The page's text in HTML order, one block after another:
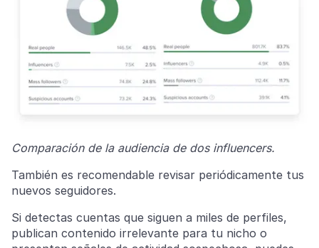
Comparación de la audiencia de dos influencers.
También es recomendable revisar periódicamente tus
nuevos seguidores.
Si detectas cuentas que siguen a miles de perfiles,
publican contenido irrelevante para tu nicho o